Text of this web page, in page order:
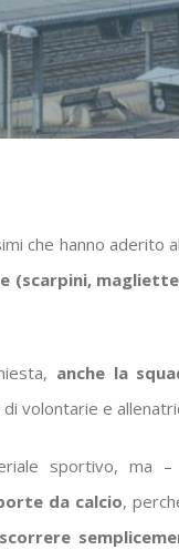
che hanno aderito
(scarpini,
anche la
volontarie e
sportivo, ma
da calcio,